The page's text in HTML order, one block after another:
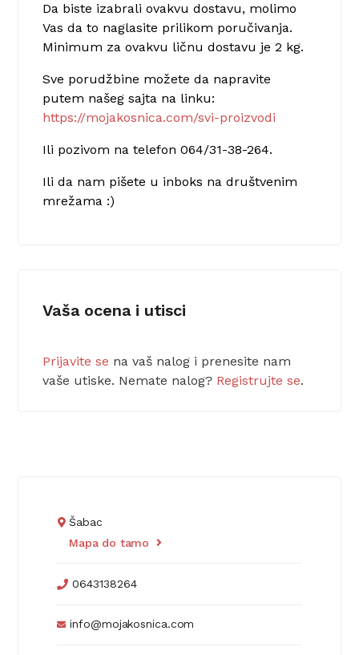
Da biste izabrali ovakvu dostavu, molimo
Vas da to naglasite prilikom poručivanja.
Minimum za ovakvu ličnu dostavu je 2 kg.
Sve porudžbine možete da napravite
putem našeg sajta na linku:
https://mojakosnica.com/svi-proizvodi
Ili pozivom na telefon 064/31-38-264.
Ili da nam pišete u inboks na društvenim
mrežama :)
Vaša ocena i utisci
Prijavite se na vaš nalog i prenesite nam
vaše utiske. Nemate nalog? Registrujte se.
Šabac
Mapa do tamo
0643138264
info@mojakosnica.com